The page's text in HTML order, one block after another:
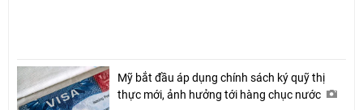
Mỹ bắt đầu áp dụng chính sách ký quỹ thị
thực mới, ảnh hưởng tới hàng chục nước